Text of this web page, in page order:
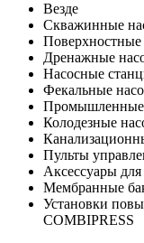
Везде
Скважинные
Поверхностные
Дренажные
Насосные
Фекальные
Промышленные
Колодезные
Пульты
Аксессуары
Мембранные
Установки
COMBIPRESS